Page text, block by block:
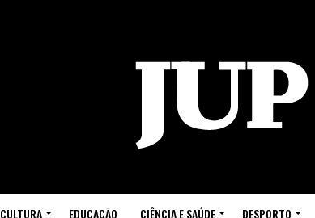
CULTURA EDUCAÇÃO CIÊNCIA E SAÚDE DESPORTO